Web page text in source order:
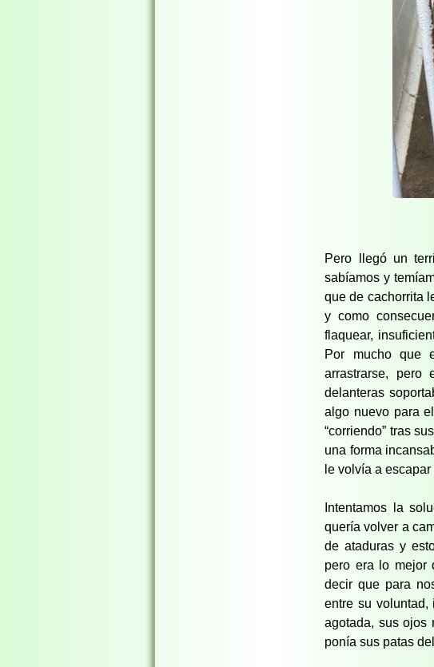
Pero llegó un
sabíamos y
que de cachorrita
y como
flaquear,
Por mucho que
arrastrarse,
delanteras
algo nuevo para
“corriendo” tras
una forma
le volvía a
Intentamos la
quería volver a
de ataduras y
pero era lo mejor
decir que para
entre su voluntad,
agotada, sus ojos
ponía sus patas